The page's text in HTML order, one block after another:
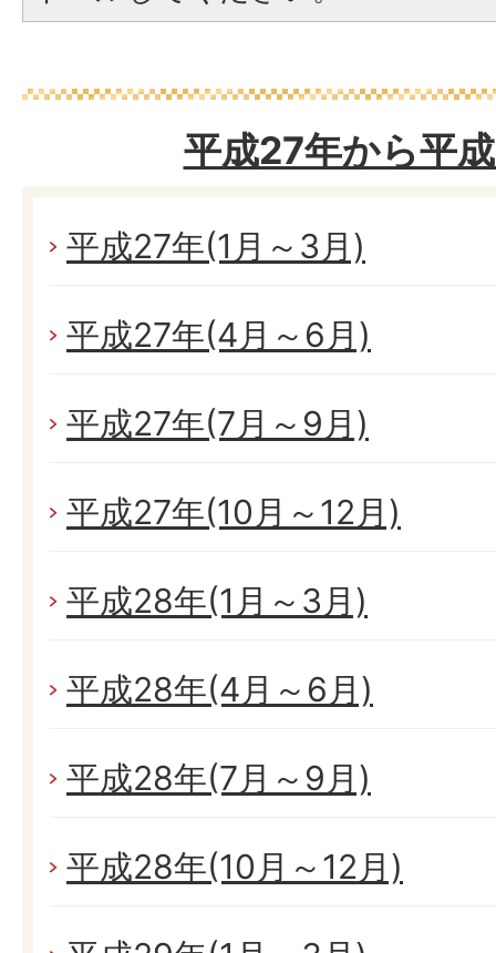
平成27年から平
平成27年(1月～3月)
平成27年(4月～6月)
平成27年(7月～9月)
平成27年(10月～12月)
平成28年(1月～3月)
平成28年(4月～6月)
平成28年(7月～9月)
平成28年(10月～12月)